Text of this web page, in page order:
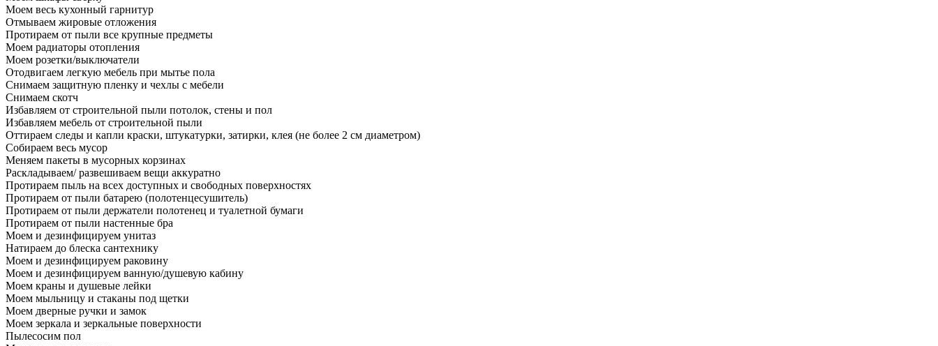
Моем весь кухонный гарнитур
Отмываем жировые отложения
Протираем от пыли все крупные предметы
Моем радиаторы отопления
Моем розетки/выключатели
Отодвигаем легкую мебель при мытье пола
Снимаем защитную пленку и чехлы с мебели
Снимаем скотч
Избавляем от строительной пыли потолок, стены и пол
Избавляем мебель от строительной пыли
Оттираем следы и капли краски, штукатурки, затирки, клея (не более 2 см диаметром)
Собираем весь мусор
Меняем пакеты в мусорных корзинах
Раскладываем/ развешиваем вещи аккуратно
Протираем пыль на всех доступных и свободных поверхностях
Протираем от пыли батарею (полотенцесушитель)
Протираем от пыли держатели полотенец и туалетной бумаги
Протираем от пыли настенные бра
Моем и дезинфицируем унитаз
Натираем до блеска сантехнику
Моем и дезинфицируем раковину
Моем и дезинфицируем ванную/душевую кабину
Моем краны и душевые лейки
Моем мыльницу и стаканы под щетки
Моем дверные ручки и замок
Моем зеркала и зеркальные поверхности
Пылесосим пол